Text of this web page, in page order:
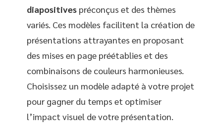
diapositives préconçus et des thèmes
variés. Ces modèles facilitent la création de
présentations attrayantes en proposant
des mises en page préétablies et des
combinaisons de couleurs harmonieuses.
Choisissez un modèle adapté à votre projet
pour gagner du temps et optimiser
l’impact visuel de votre présentation.